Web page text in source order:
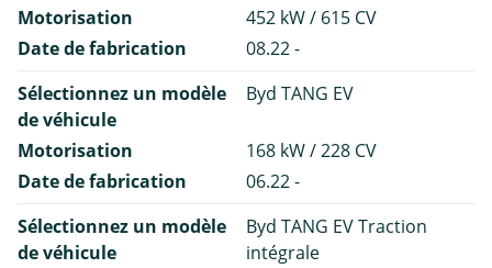
Motorisation
452 kW / 615 CV
Date de fabrication
08.22 -
Sélectionnez un modèle
de véhicule
Byd TANG EV
Motorisation
168 kW / 228 CV
Date de fabrication
06.22 -
Sélectionnez un modèle
de véhicule
Byd TANG EV Traction
intégrale